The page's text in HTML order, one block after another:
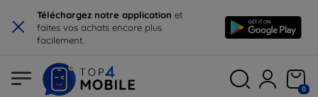
× Téléchargez notre application et
faites vos achats encore plus
facilement.
0